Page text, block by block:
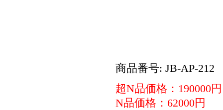
商品番号: JB-AP-212
超N品価格：190000円
N品価格：62000円